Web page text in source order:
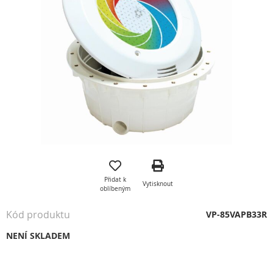
obrázky
Přidat k
oblíbeným
Vytisknout
NENÍ SKLADEM
Kód produktu VP-85VAPB33R